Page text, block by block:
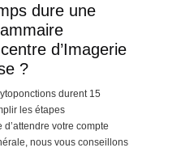
dure une
d’Imagerie
?
durent 15
les étapes
votre compte
nous vous conseillons